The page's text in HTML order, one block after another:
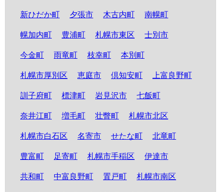
新ひだか町 夕張市 木古内町 南幌町
幌加内町 豊浦町 札幌市東区 士別市
今金町 雨竜町 枝幸町 本別町
札幌市厚別区 恵庭市 倶知安町 上富良野町
訓子府町 標津町 岩見沢市 七飯町
奈井江町 増毛町 壮瞥町 札幌市北区
札幌市白石区 名寄市 せたな町 北竜町
豊富町 足寄町 札幌市手稲区 伊達市
共和町 中富良野町 置戸町 札幌市南区